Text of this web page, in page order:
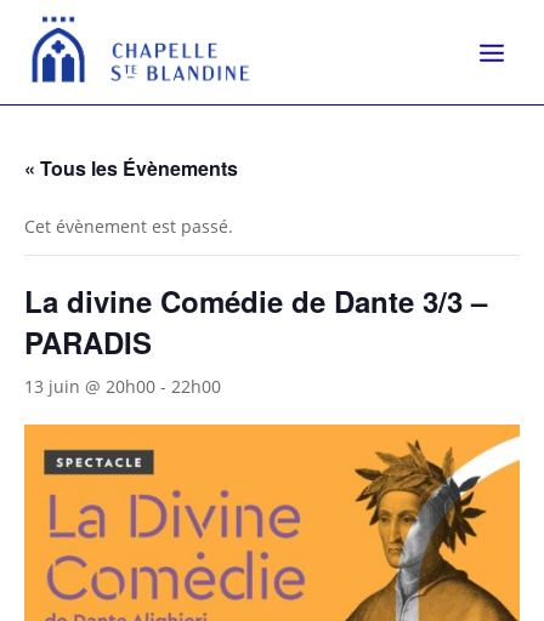
« Tous les Évènements
Cet évènement est passé.
La divine Comédie de Dante 3/3 –
PARADIS
13 juin @ 20h00 - 22h00